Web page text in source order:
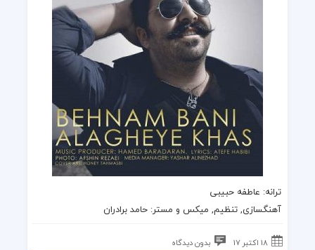
ترانه: عاطفه حبیبی
آهنگسازی, تنظیم, میکس و مستر: حامد برادران
18 اکتبر 17 بدون دیدگاه